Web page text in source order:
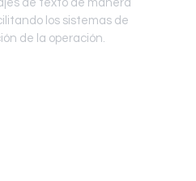
de texto de manera
los sistemas de
de la operación.